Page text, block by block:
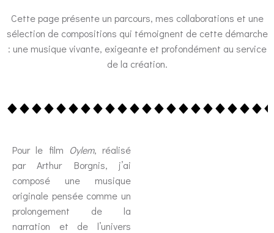
Cette page présente un parcours, mes collaborations et une
sélection de compositions qui témoignent de cette démarche
: une musique vivante, exigeante et profondément au service
de la création.
Pour le film Oylem, réalisé
par Arthur Borgnis, j’ai
composé une musique
originale pensée comme un
prolongement de la
narration et de l’univers